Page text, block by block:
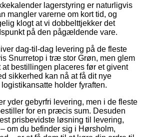
lagerstyring er naturligvis
mangler varerne om kort tid, og
klogt at vi dobbelttjekker det
på den pågældende vare.
dag-til-dag levering på de fleste
Snurretop i træ stor Grøn, men glem
at bestillingen placeres før et givent
sikkerhed kan nå at få dit nye
holder fyraften.
yder gebyrfri levering, men i de fleste
for en præcis sum. Desuden
prisbevidste løsning til levering,
om du befinder sig i Hørsholm,